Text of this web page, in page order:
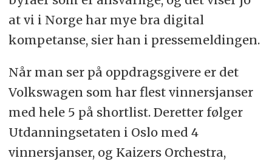
at vi i Norge har mye bra digital
kompetanse, sier han i pressemeldingen.
Når man ser på oppdragsgivere er det
Volkswagen som har flest vinnersjanser
med hele 5 på shortlist. Deretter følger
Utdanningsetaten i Oslo med 4
vinnersjanser, og Kaizers Orchestra,